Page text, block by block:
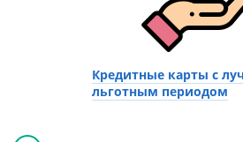
Кредитные карты с
льготным периодом